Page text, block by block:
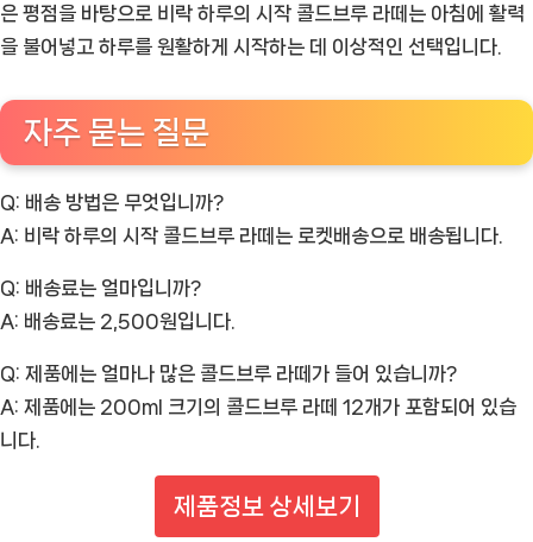
은 평점을 바탕으로 비락 하루의 시작 콜드브루 라떼는 아침에 활력
을 불어넣고 하루를 원활하게 시작하는 데 이상적인 선택입니다.
자주 묻는 질문
Q: 배송 방법은 무엇입니까?
A: 비락 하루의 시작 콜드브루 라떼는 로켓배송으로 배송됩니다.
Q: 배송료는 얼마입니까?
A: 배송료는 2,500원입니다.
Q: 제품에는 얼마나 많은 콜드브루 라떼가 들어 있습니까?
A: 제품에는 200ml 크기의 콜드브루 라떼 12개가 포함되어 있습
니다.
제품정보 상세보기